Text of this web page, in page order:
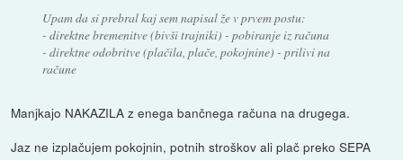
Upam da si prebral kaj sem napisal že v prvem postu:
- direktne bremenitve (bivši trajniki) - pobiranje iz računa
- direktne odobritve (plačila, plače, pokojnine) - prilivi na
račune
Manjkajo NAKAZILA z enega bančnega računa na drugega.
Jaz ne izplačujem pokojnin, potnih stroškov ali plač preko SEPA